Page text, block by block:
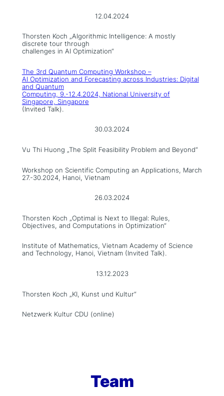
12.04.2024
Thorsten Koch „Algorithmic Intelligence: A mostly
discrete tour through
challenges in AI Optimization“
The 3rd Quantum Computing Workshop –
AI Optimization and Forecasting across Industries: Digital
and Quantum
Computing, 9.-12.4.2024, National University of
Singapore, Singapore
(Invited Talk).
30.03.2024
Vu Thi Huong „The Split Feasibility Problem and Beyond“
Workshop on Scientific Computing an Applications, March
27.-30.2024, Hanoi, Vietnam
26.03.2024
Thorsten Koch „Optimal is Next to Illegal: Rules,
Objectives, and Computations in Optimization“
Institute of Mathematics, Vietnam Academy of Science
and Technology, Hanoi, Vietnam (Invited Talk).
13.12.2023
Thorsten Koch „KI, Kunst und Kultur“
Netzwerk Kultur CDU (online)
Team